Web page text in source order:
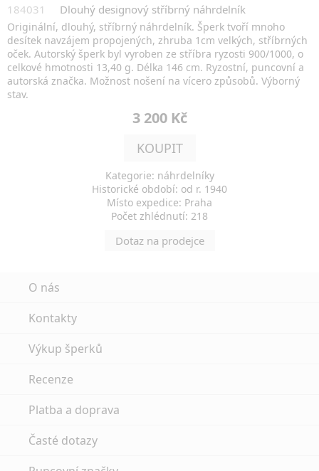
184031 Dlouhý designový stříbrný náhrdelník
Originální, dlouhý, stříbrný náhrdelník. Šperk tvoří mnoho
desítek navzájem propojených, zhruba 1cm velkých, stříbrných
oček. Autorský šperk byl vyroben ze stříbra ryzosti 900/1000, o
celkové hmotnosti 13,40 g. Délka 146 cm. Ryzostní, puncovní a
autorská značka. Možnost nošení na vícero způsobů. Výborný
stav.
3 200 Kč
KOUPIT
Kategorie: náhrdelníky
Historické období: od r. 1940
Místo expedice: Praha
Počet zhlédnutí: 218
Dotaz na prodejce
O nás
Kontakty
Výkup šperků
Recenze
Platba a doprava
Časté dotazy